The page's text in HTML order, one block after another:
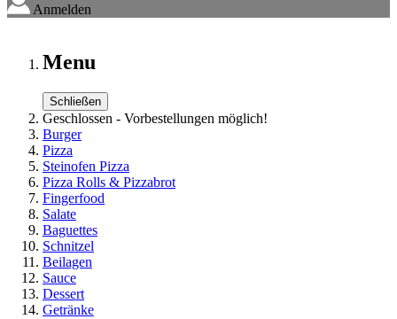
Anmelden
Menu
Schließen
Geschlossen - Vorbestellungen möglich!
Burger
Pizza
Steinofen Pizza
Pizza Rolls & Pizzabrot
Fingerfood
Salate
Baguettes
Schnitzel
Beilagen
Sauce
Dessert
Getränke